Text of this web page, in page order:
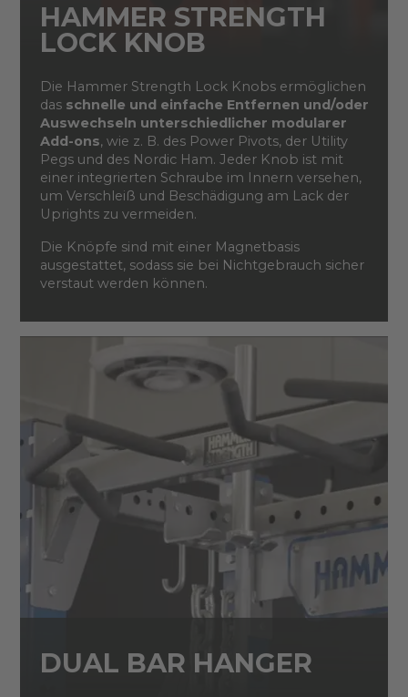
HAMMER STRENGTH
LOCK KNOB
Die Hammer Strength Lock Knobs ermöglichen
das schnelle und einfache Entfernen und/oder
Auswechseln unterschiedlicher modularer
Add-ons, wie z. B. des Power Pivots, der Utility
Pegs und des Nordic Ham. Jeder Knob ist mit
einer integrierten Schraube im Innern versehen,
um Verschleiß und Beschädigung am Lack der
Uprights zu vermeiden.
Die Knöpfe sind mit einer Magnetbasis
ausgestattet, sodass sie bei Nichtgebrauch sicher
verstaut werden können.
DUAL BAR HANGER